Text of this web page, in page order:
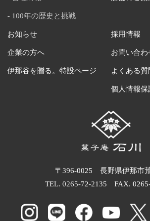
100年の歴史と挑戦
お知らせ
企業の方へ
伊那谷を贈る。特設ページ
採用情報
お問い合わ
よくある質
個人情報保
〒396-0025 長野県伊那市
TEL. 0265-72-2135 FAX.